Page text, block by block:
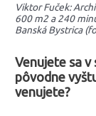
Viktor Fuček:
600 m2 a 240
Banská Bystrica
Venujete sa
pôvodne
venujete?